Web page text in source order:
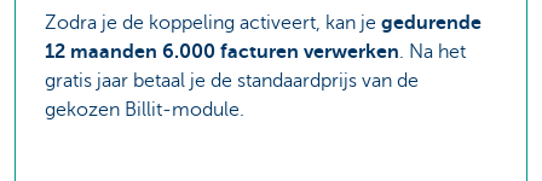
Zodra je de koppeling activeert, kan je gedurende
12 maanden 6.000 facturen verwerken. Na het
gratis jaar betaal je de standaardprijs van de
gekozen Billit‑module.